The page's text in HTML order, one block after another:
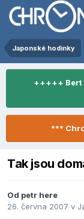
Japonské hodinky
+++++ Bert
***
Tak jsou
Od petr here
26. června 2007 v